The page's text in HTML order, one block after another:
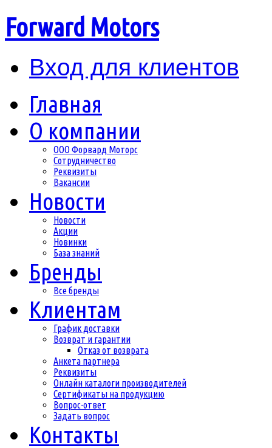
Forward Motors
Вход для клиентов
Главная
О компании
ООО Форвард Моторс
Сотрудничество
Реквизиты
Вакансии
Новости
Новости
Акции
Новинки
База знаний
Бренды
Все бренды
Клиентам
График доставки
Возврат и гарантии
Отказ от возврата
Анкета партнера
Реквизиты
Онлайн каталоги производителей
Сертификаты на продукцию
Вопрос-ответ
Задать вопрос
Контакты